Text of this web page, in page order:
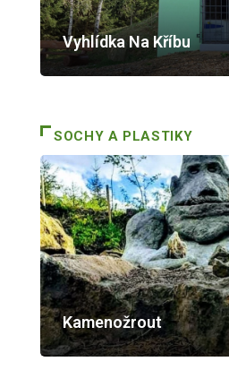
Vyhlídka Na Kříbu
SOCHY A PLASTIKY
Kamenožrout